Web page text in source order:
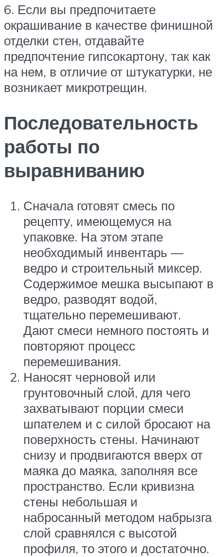
6. Если вы предпочитаете
окрашивание в качестве финишной
отделки стен, отдавайте
предпочтение гипсокартону, так как
на нем, в отличие от штукатурки, не
возникает микротрещин.
Последовательность
работы по
выравниванию
Сначала готовят смесь по
рецепту, имеющемуся на
упаковке. На этом этапе
необходимый инвентарь —
ведро и строительный миксер.
Содержимое мешка высыпают в
ведро, разводят водой,
тщательно перемешивают.
Дают смеси немного постоять и
повторяют процесс
перемешивания.
Наносят черновой или
грунтовочный слой, для чего
захватывают порции смеси
шпателем и с силой бросают на
поверхность стены. Начинают
снизу и продвигаются вверх от
маяка до маяка, заполняя все
пространство. Если кривизна
стены небольшая и
набросанный методом набрызга
слой сравнялся с высотой
профиля, то этого и достаточно.